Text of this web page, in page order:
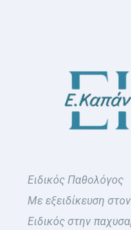
Ειδικός Παθολόγος
Με εξειδίκευση
Ειδικός στην